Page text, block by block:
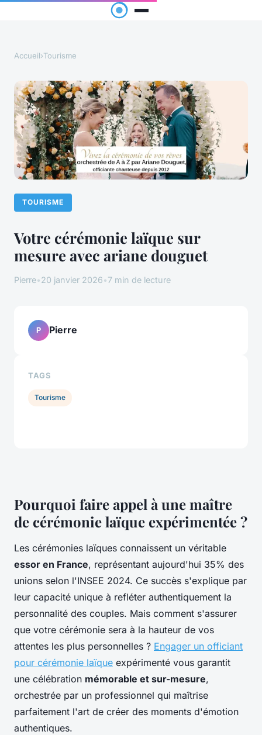
Accueil›Tourisme
TOURISME
Votre cérémonie laïque sur
mesure avec ariane douguet
Pierre•20 janvier 2026•7 min de lecture
Pourquoi faire appel à une maître
de cérémonie laïque expérimentée ?
Les cérémonies laïques connaissent un véritable
essor en France, représentant aujourd'hui 35% des
unions selon l'INSEE 2024. Ce succès s'explique par
leur capacité unique à refléter authentiquement la
personnalité des couples. Mais comment s'assurer
que votre cérémonie sera à la hauteur de vos
attentes les plus personnelles ? Engager un officiant
pour cérémonie laïque expérimenté vous garantit
une célébration mémorable et sur-mesure,
orchestrée par un professionnel qui maîtrise
parfaitement l'art de créer des moments d'émotion
authentiques.
P Pierre
TAGS
Tourisme